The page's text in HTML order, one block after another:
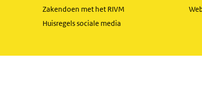
Zakendoen met het RIVM
Huisregels sociale media